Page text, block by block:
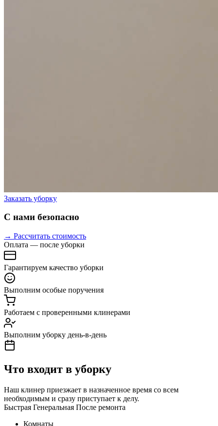
Заказать уборку
С нами безопасно
→ Рассчитать стоимость
Оплата — после уборки
Гарантируем качество уборки
Выполним особые поручения
Работаем с проверенными клинерами
Выполним уборку день-в-день
Что входит в уборку
Наш клинер приезжает в назначенное время со всем
необходимым и сразу приступает к делу.
Быстрая Генеральная После ремонта
Комнаты